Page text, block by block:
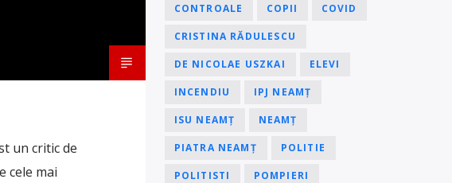
un critic de
cele mai
CONTROALE COPII COVID
CRISTINA RĂDULESCU
DE NICOLAE USZKAI ELEVI
INCENDIU IPJ NEAMȚ
ISU NEAMȚ NEAMȚ
PIATRA NEAMȚ POLITIE
POLITISTI POMPIERI